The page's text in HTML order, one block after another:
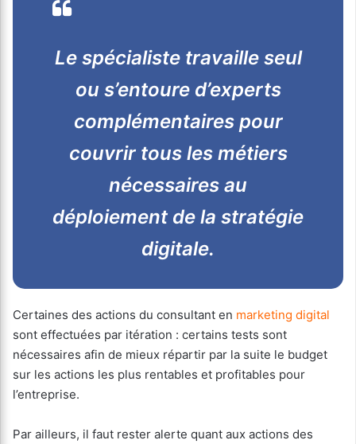
Le spécialiste travaille seul
ou s’entoure d’experts
complémentaires pour
couvrir tous les métiers
nécessaires au
déploiement de la stratégie
digitale.
Certaines des actions du consultant en marketing digital
sont effectuées par itération : certains tests sont
nécessaires afin de mieux répartir par la suite le budget
sur les actions les plus rentables et profitables pour
l’entreprise.
Par ailleurs, il faut rester alerte quant aux actions des